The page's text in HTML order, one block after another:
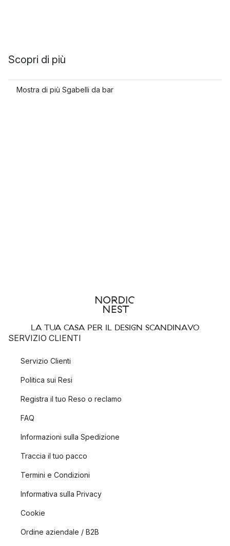
Scopri di più
Mostra di più Sgabelli da bar
LA TUA CASA PER IL DESIGN SCANDINAVO
SERVIZIO CLIENTI
Servizio Clienti
Politica sui Resi
Registra il tuo Reso o reclamo
FAQ
Informazioni sulla Spedizione
Traccia il tuo pacco
Termini e Condizioni
Informativa sulla Privacy
Cookie
Ordine aziendale / B2B